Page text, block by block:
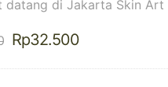
datang di Jakarta Skin Art
Harga
Rp32.500Harga